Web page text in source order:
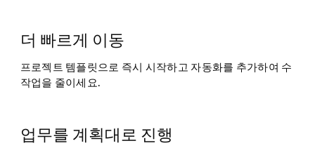
더 빠르게 이동
프로젝트 템플릿으로 즉시 시작하고 자동화를 추가하여 수
작업을 줄이세요.
업무를 계획대로 진행